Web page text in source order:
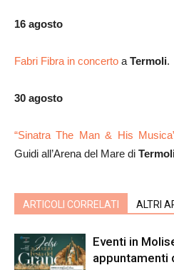
16 agosto
Fabri Fibra in concerto a Termoli.
30 agosto
“Sinatra The Man & His
Guidi all’Arena del Mare di
ARTICOLI CORRELATI ALTRI
Eventi in
appuntamenti